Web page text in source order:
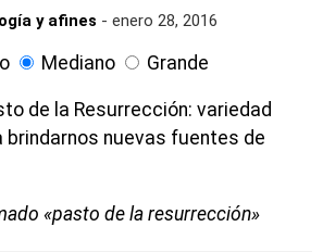
y afines - enero 28, 2016
Mediano Grande
«pasto de la resurrección»